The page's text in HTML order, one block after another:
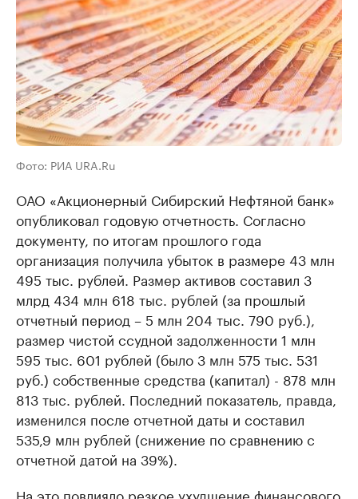
Фото: РИА URA.Ru
ОАО «Акционерный Сибирский Нефтяной банк»
опубликовал годовую отчетность. Согласно
документу, по итогам прошлого года
организация получила убыток в размере 43 млн
495 тыс. рублей. Размер активов составил 3
млрд 434 млн 618 тыс. рублей (за прошлый
отчетный период – 5 млн 204 тыс. 790 руб.),
размер чистой ссудной задолженности 1 млн
595 тыс. 601 рублей (было 3 млн 575 тыс. 531
руб.) собственные средства (капитал) - 878 млн
813 тыс. рублей. Последний показатель, правда,
изменился после отчетной даты и составил
535,9 млн рублей (снижение по сравнению с
отчетной датой на 39%).
На это повлияло резкое ухудшение финансового